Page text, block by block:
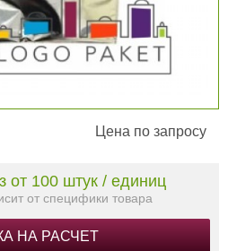
Цена по запросу
от 100 штук / единиц
от специфики товара
НА РАСЧЕТ